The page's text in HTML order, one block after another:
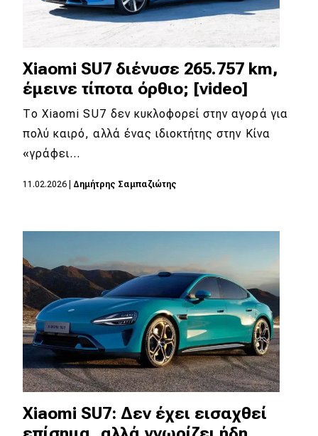
Xiaomi SU7 διένυσε 265.757 km,
έμεινε τίποτα όρθιο; [video]
Το Xiaomi SU7 δεν κυκλοφορεί στην αγορά για
πολύ καιρό, αλλά ένας ιδιοκτήτης στην Κίνα
«γράφει…
11.02.2026 Δημήτρης Σαμπαζιώτης
Xiaomi SU7: Δεν έχει εισαχθεί